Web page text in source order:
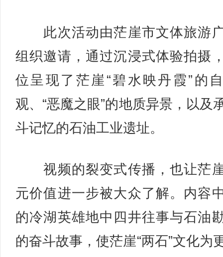
此次活动由茫崖市文体旅游
组织邀请，通过沉浸式体验拍摄
位呈现了茫崖“碧水映丹霞”的
观、“恶魔之眼”的地质异景，以及
斗记忆的石油工业遗址。
视频的裂变式传播，也让茫
元价值进一步被大众了解。内容
的冷湖英雄地中四井往事与石油
的奋斗故事，使茫崖“两石”文化为